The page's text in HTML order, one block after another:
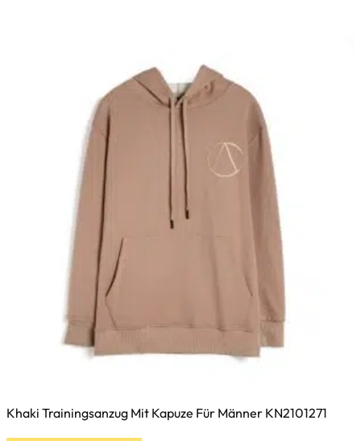
Khaki Trainingsanzug Mit Kapuze Für Männer KN2101271